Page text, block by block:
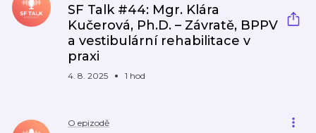
SF Talk #44: Mgr. Klára
Kučerová, Ph.D. – Závratě, BPPV
a vestibulární rehabilitace v
praxi
4. 8. 2025 1 hod
O epizodě